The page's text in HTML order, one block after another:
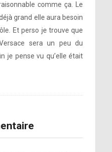
comme ça. Le
grand elle aura besoin
Et perso je trouve que
sera un peu du
je pense vu qu’elle était